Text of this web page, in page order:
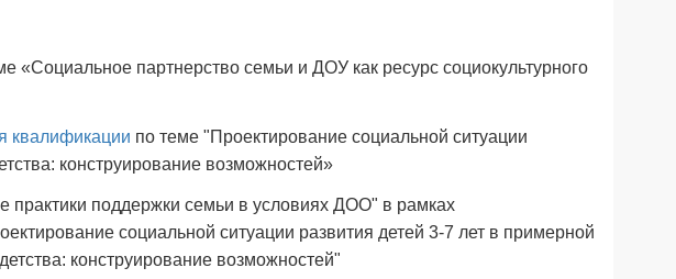
«Социальное партнерство семьи и ДОУ как ресурс социокультурного
квалификации по теме "Проектирование социальной ситуации
конструирование возможностей»
поддержки семьи в условиях ДОО" в рамках
социальной ситуации развития детей 3-7 лет в примерной
конструирование возможностей"